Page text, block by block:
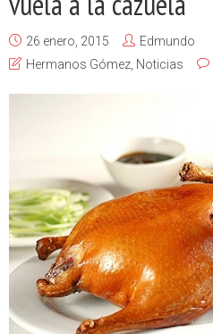
26 enero, 2015
Edmundo
Hermanos Gómez, Noticias